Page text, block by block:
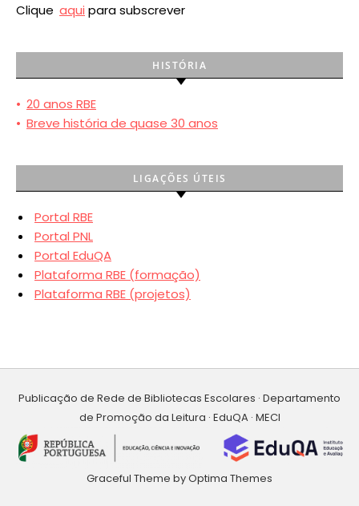
Clique aqui para subscrever
HISTÓRIA
• 20 anos RBE
• Breve história de quase 30 anos
LIGAÇÕES ÚTEIS
Portal RBE
Portal PNL
Portal EduQA
Plataforma RBE (formação)
Plataforma RBE (projetos)
Publicação de Rede de Bibliotecas Escolares · Departamento
de Promoção da Leitura · EduQA · MECI
Graceful Theme byOptima Themes